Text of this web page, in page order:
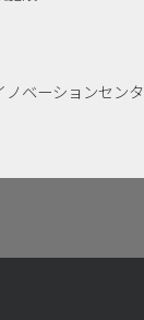
ノベーションセンタ